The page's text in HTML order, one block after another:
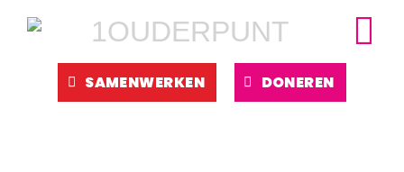
naar
SAMENWERKEN DONEREN